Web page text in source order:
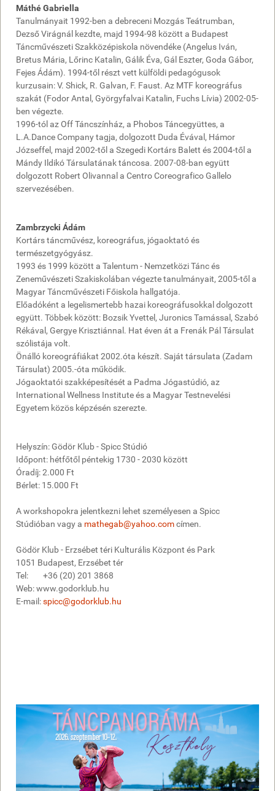
Máthé Gabriella
Tanulmányait 1992-ben a debreceni Mozgás Teátrumban,
Dezső Virágnál kezdte, majd 1994-98 között a Budapest
Táncművészeti Szakközépiskola növendéke (Angelus Iván,
Bretus Mária, Lőrinc Katalin, Gálik Éva, Gál Eszter, Goda Gábor,
Fejes Ádám). 1994-től részt vett külföldi pedagógusok
kurzusain: V. Shick, R. Galvan, F. Faust. Az MTF koreográfus
szakát (Fodor Antal, Györgyfalvai Katalin, Fuchs Lívia) 2002-05-
ben végezte.
1996-tól az Off Táncszínház, a Phobos Táncegyüttes, a
L.A.Dance Company tagja, dolgozott Duda Évával, Hámor
Józseffel, majd 2002-től a Szegedi Kortárs Balett és 2004-től a
Mándy Ildikó Társulatának táncosa. 2007-08-ban együtt
dolgozott Robert Olivannal a Centro Coreografico Gallelo
szervezésében.
Zambrzycki Ádám
Kortárs táncművész, koreográfus, jógaoktató és
természetgyógyász.
1993 és 1999 között a Talentum - Nemzetközi Tánc és
Zeneművészeti Szakiskolában végezte tanulmányait, 2005-től a
Magyar Táncművészeti Főiskola hallgatója.
Előadóként a legelismertebb hazai koreográfusokkal dolgozott
együtt. Többek között: Bozsik Yvettel, Juronics Tamással, Szabó
Rékával, Gergye Krisztiánnal. Hat éven át a Frenák Pál Társulat
szólistája volt.
Önálló koreográfiákat 2002.óta készít. Saját társulata (Zadam
Társulat) 2005.-óta működik.
Jógaoktatói szakképesítését a Padma Jógastúdió, az
International Wellness Institute és a Magyar Testnevelési
Egyetem közös képzésén szerezte.
Helyszín: Gödör Klub - Spicc Stúdió
Időpont: hétfőtől péntekig 1730 - 2030 között
Óradíj: 2.000 Ft
Bérlet: 15.000 Ft
A workshopokra jelentkezni lehet személyesen a Spicc
Stúdióban vagy a mathegab@yahoo.comcímen.
Gödör Klub - Erzsébet téri Kulturális Központ és Park
1051 Budapest, Erzsébet tér
Tel: +36 (20) 201 3868
Web: www.godorklub.hu
E-mail:spicc@godorklub.hu